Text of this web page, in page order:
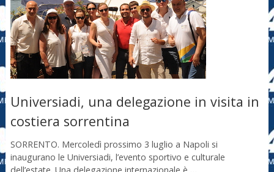
Universiadi, una delegazione in visita in
costiera sorrentina
SORRENTO. Mercoledì prossimo 3 luglio a Napoli si
inaugurano le Universiadi, l’evento sportivo e culturale
dell’estate. Una delegazione internazionale è …